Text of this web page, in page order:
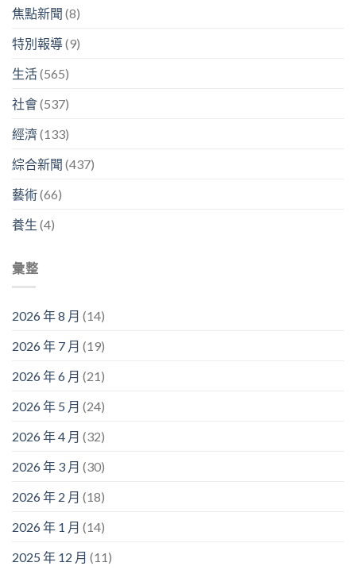
焦點新聞 (8)
特別報導(9)
生活(565)
社會(537)
經濟 (133)
綜合新聞 (437)
藝術(66)
養生 (4)
彙整
2026 年 8 月 (14)
2026 年 7 月 (19)
2026 年 6 月 (21)
2026 年 5 月 (24)
2026 年 4 月 (32)
2026 年 3 月 (30)
2026 年 2 月 (18)
2026 年 1 月 (14)
2025 年 12 月 (11)